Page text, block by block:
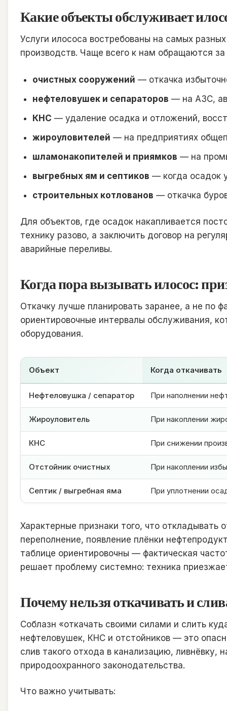
Какие объекты обслуживает
Услуги илососа востребованы на самых
производств. Чаще всего к нам обращаются за
очистных сооружений — откачка
нефтеловушек и сепараторов — на АЗС,
КНС — удаление осадка и отложений,
жироуловителей — на предприятиях
шламонакопителей и приямков — на
выгребных ям и септиков — когда осадок
строительных котлованов — откачка
Для объектов, где осадок накапливается
технику разово, а заключить договор на
аварийные переливы.
Когда пора вызывать илосос:
Откачку лучше планировать заранее, а не по
ориентировочные интервалы обслуживания,
оборудования.
Объект Когда откачивать
Нефтеловушка / сепаратор При наполнении
Жироуловитель При накоплении
КНС При снижении
Отстойник очистных При накоплении
Септик / выгребная яма При уплотнении
Характерные признаки того, что откладывать
переполнение, появление плёнки
таблице ориентировочны — фактическая
решает проблему системно: техника
Почему нельзя откачивать и
Соблазн «откачать своими силами и слить
нефтеловушек, КНС и отстойников — это
слив такого отхода в канализацию,
природоохранного законодательства.
Что важно учитывать: